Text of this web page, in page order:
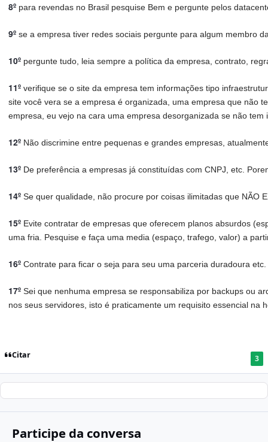
8º para revendas no Brasil pesquise Bem e pergunte pelos
9º se a empresa tiver redes sociais pergunte para algum membro
10º pergunte tudo, leia sempre a política da empresa, contrato,
11º verifique se o site da empresa tem informações tipo
site você vera se a empresa é organizada, uma empresa que não
empresa, eu vejo na cara uma empresa desorganizada se não tem
12º Não discrimine entre pequenas e grandes empresas,
13º De preferência a empresas já constituídas com CNPJ, etc.
14º Se quer qualidade, não procure por coisas ilimitadas que NÃO
15º Evite contratar de empresas que oferecem planos absurdos
uma fria. Pesquise e faça uma media (espaço, trafego, valor) a
16º Contrate para ficar o seja para seu uma parceria duradoura
17º Sei que nenhuma empresa se responsabiliza por backups ou
nos seus servidores, isto é praticamente um requisito essencial na
Citar 3
Participe da conversa